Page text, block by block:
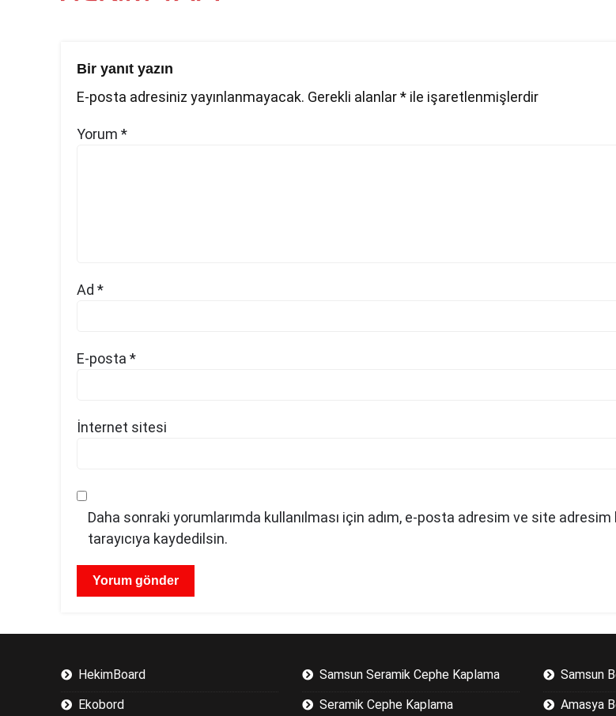
Bir yanıt yazın
E-posta adresiniz yayınlanmayacak. Gerekli alanlar* ile işaretlenmişlerdir
Yorum *
Ad *
E-posta *
İnternet sitesi
Daha sonraki yorumlarımda kullanılması için adım, e-posta adresim ve site adresim
tarayıcıya kaydedilsin.
HekimBoard
Ekobord
Samsun Seramik Cephe Kaplama
Seramik Cephe Kaplama
Samsun
Amasya